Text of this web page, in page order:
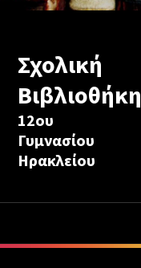
Σχολική
Βιβλιοθήκη
12ου
Γυμνασίου
Ηρακλείου